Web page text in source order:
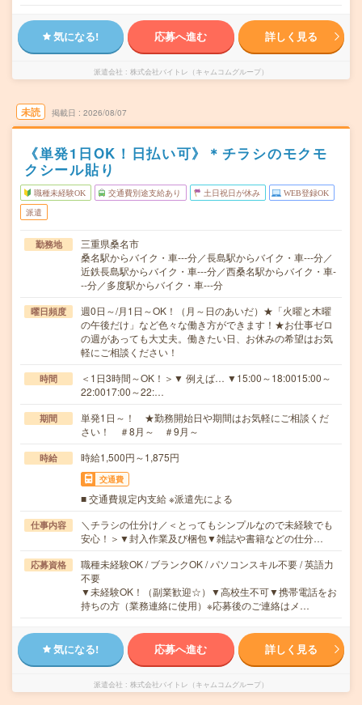
気になる! 応募へ進む 詳しく見る
派遣会社 株式会社バイトレ（キャムコムグループ）
未読 掲載日 2026/08/07
《単発1日OK！日払い可》＊チラシのモクモ
クシール貼り
職種未経験OK 交通費別途支給あり 土日祝日が休み WEB登録OK
派遣
勤務地
三重県桑名市
桑名駅からバイク・車---分／長島駅からバイク・車---分／
近鉄長島駅からバイク・車---分／西桑名駅からバイク・車-
--分／多度駅からバイク・車---分
曜日頻度
週0日～/月1日～OK！（月～日のあいだ）★「火曜と木曜
の午後だけ」など色々な働き方ができます！★お仕事ゼロ
の週があっても大丈夫。働きたい日、お休みの希望はお気
軽にご相談ください！
時間
＜1日3時間～OK！＞▼ 例えば… ▼15:00～18:0015:00～
22:0017:00～22:…
期間
単発1日～！ ★勤務開始日や期間はお気軽にご相談くだ
さい！ ＃8月～ ＃9月～
時給 時給1,500円～1,875円
交通費
■ 交通費規定内支給 ※派遣先による
仕事内容
＼チラシの仕分け／＜とってもシンプルなので未経験でも
安心！＞▼封入作業及び梱包▼雑誌や書籍などの仕分…
応募資格
職種未経験OK / ブランクOK / パソコンスキル不要 / 英語力
不要
▼未経験OK！（副業歓迎☆）▼高校生不可▼携帯電話をお
持ちの方（業務連絡に使用）※応募後のご連絡はメ…
気になる! 応募へ進む 詳しく見る
派遣会社 株式会社バイトレ（キャムコムグループ）